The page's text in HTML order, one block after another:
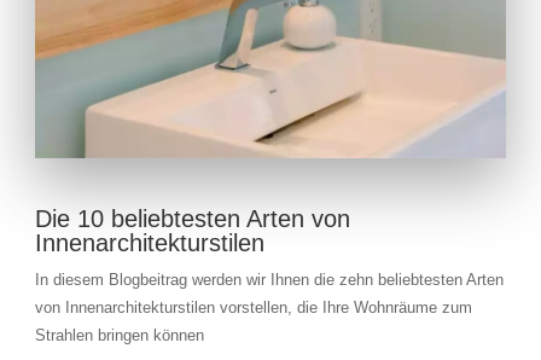
Die 10 beliebtesten Arten von
Innenarchitekturstilen
In diesem Blogbeitrag werden wir Ihnen die zehn beliebtesten Arten
von Innenarchitekturstilen vorstellen, die Ihre Wohnräume zum
Strahlen bringen können